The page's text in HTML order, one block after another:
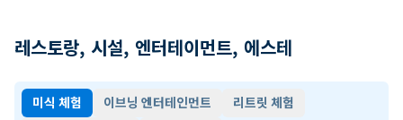
레스토랑, 시설, 엔터테이먼트, 에스테
미식 체험 이브닝 엔터테인먼트
리트릿 체험